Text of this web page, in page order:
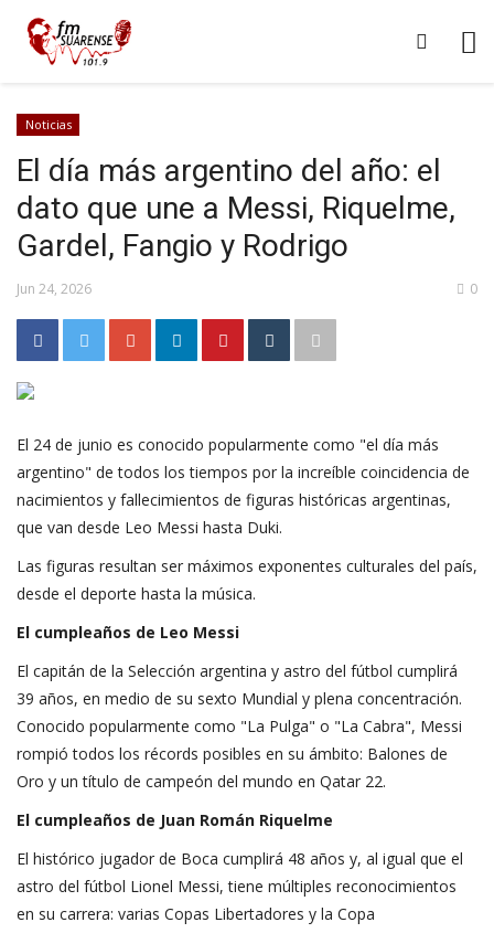
Noticias
El día más argentino del año: el
dato que une a Messi, Riquelme,
Gardel, Fangio y Rodrigo
Jun 24, 2026 0
El 24 de junio es conocido popularmente como "el día más
argentino" de todos los tiempos por la increíble coincidencia de
nacimientos y fallecimientos de figuras históricas argentinas,
que van desde Leo Messi hasta Duki.
Las figuras resultan ser máximos exponentes culturales del país,
desde el deporte hasta la música.
El cumpleaños de Leo Messi
El capitán de la Selección argentina y astro del fútbol cumplirá
39 años, en medio de su sexto Mundial y plena concentración.
Conocido popularmente como "La Pulga" o "La Cabra", Messi
rompió todos los récords posibles en su ámbito: Balones de
Oro y un título de campeón del mundo en Qatar 22.
El cumpleaños de Juan Román Riquelme
El histórico jugador de Boca cumplirá 48 años y, al igual que el
astro del fútbol Lionel Messi, tiene múltiples reconocimientos
en su carrera: varias Copas Libertadores y la Copa